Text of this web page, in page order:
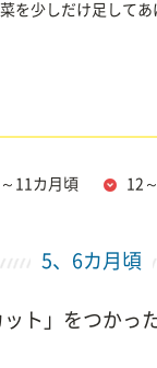
を少しだけ足して
11カ月頃 12
5、6カ月頃
ト」をつかっ